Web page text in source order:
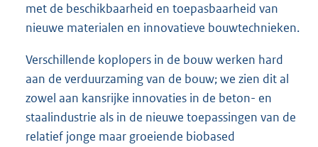
met de beschikbaarheid en toepasbaarheid van
nieuwe materialen en innovatieve bouwtechnieken.
Verschillende koplopers in de bouw werken hard
aan de verduurzaming van de bouw; we zien dit al
zowel aan kansrijke innovaties in de beton- en
staalindustrie als in de nieuwe toepassingen van de
relatief jonge maar groeiende biobased